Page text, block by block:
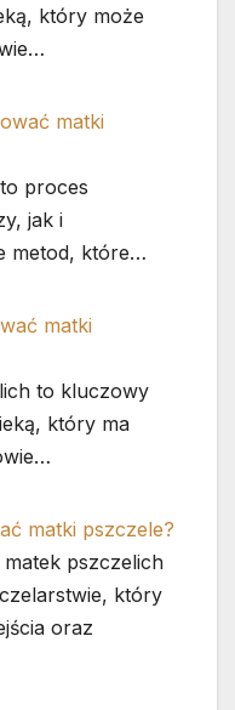
który może
matki
proces
jak i
metod, które…
matki
to kluczowy
który ma
matki pszczele?
matek pszczelich
który
oraz